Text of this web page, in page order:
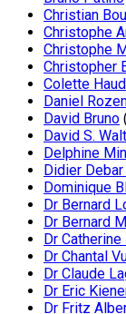
Christian
Christophe
Christophe
Christopher
Colette
Daniel
David Bruno
David S.
Delphine
Didier
Dominique
Dr Bernard
Dr Bernard
Dr Catherine
Dr Chantal
Dr Claude
Dr Eric
Dr Fritz